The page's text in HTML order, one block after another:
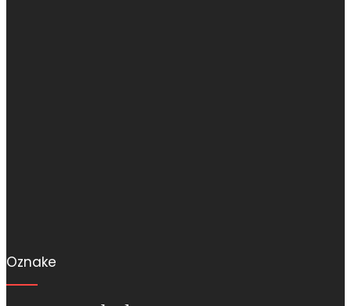
Oznake